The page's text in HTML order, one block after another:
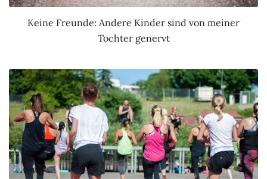
Keine Freunde: Andere Kinder sind von meiner
Tochter genervt